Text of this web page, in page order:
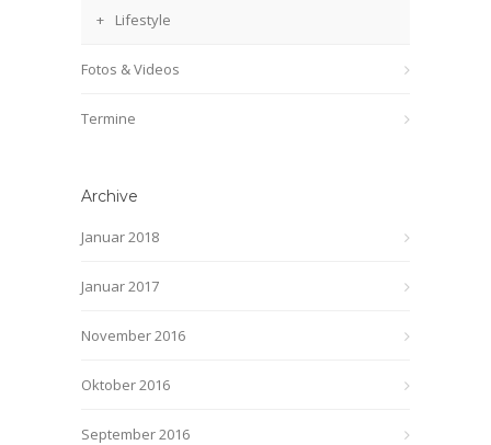
Lifestyle
Fotos & Videos
Termine
Archive
Januar 2018
Januar 2017
November 2016
Oktober 2016
September 2016